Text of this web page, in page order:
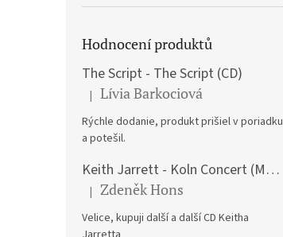
Hodnocení produktů
The Script - The Script (CD)
Hodnocení produktu je 5 z 5 hvězdiček.
| Lívia Barkociová
Rýchle dodanie, produkt prišiel v poriadku
a potešil.
Keith Jarrett - Koln Concert (Music CD)
Hodnocení produktu je 5 z 5 hvězdiček.
| Zdeněk Hons
Velice, kupuji další a další CD Keitha